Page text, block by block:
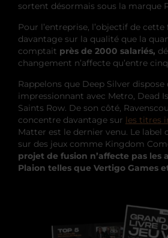
sortent désormais sous la marque
Pour l’entreprise, l’objectif de
davantage sur la qualité que la
comptait près de 2000 salariés,
changement n’affecte qu’entre
Rappelons que Deep Silver
impressionnant avec Metro, Dead
Saints Row. De son côté,
concentre davantage sur les titres
Matter est le dernier venu. Le label
sur des jeux comme Kingdom
projet de fusion n’affecte pas les
Plaion telles que Vertigo Games